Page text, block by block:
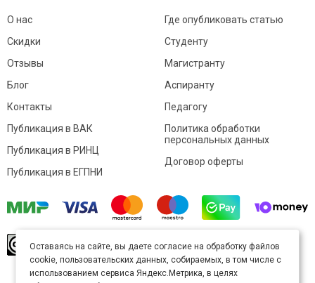
О нас
Скидки
Отзывы
Блог
Контакты
Где опубликовать статью
Студенту
Магистранту
Аспиранту
Педагогу
Публикация в ВАК
Публикация в РИНЦ
Публикация в ЕГПНИ
Политика обработки
персональных данных
Договор оферты
произведение доступно полицензии Creative
Commons «Attribution» («Атрибуция») 4.0
Непортированная.
Оставаясь на сайте, вы даете согласие на обработку файлов
cookie, пользовательских данных, собираемых, в том числе с
использованием сервиса Яндекс.Метрика, в целях